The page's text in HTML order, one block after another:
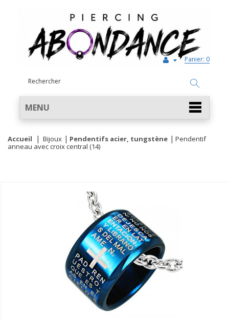
Panier: 0
MENU
Accueil Bijoux Pendentifs acier, tungstène
Pendentif
anneau avec croix central (14)